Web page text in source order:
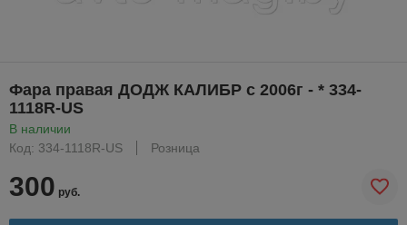
Фара правая ДОДЖ КАЛИБР с 2006г - * 334-
1118R-US
В наличии
Код: 334-1118R-US
Розница
300 руб.